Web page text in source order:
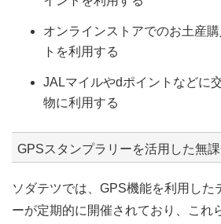
オンラインストアでのお土産
トを利用する
JALマイルやdポイントなどに
物に利用する
GPSスタンプラリーを活用した無
ソダテツでは、GPS機能を利用した
ーが定期的に開催されており、これ